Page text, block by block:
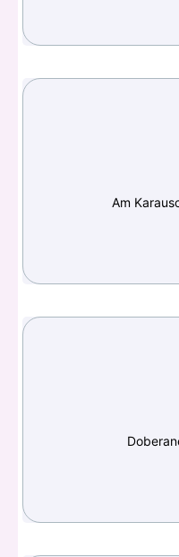
Am